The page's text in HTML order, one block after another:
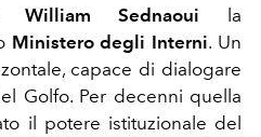
William Sednaoui la
Ministero degli Interni. Un
capace di dialogare
Golfo. Per decenni quella
il potere istituzionale del